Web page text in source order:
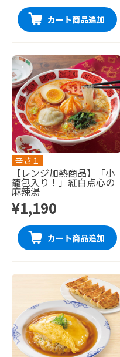
カート商品追加
辛さ１
【レンジ加熱商品】「小
籠包入り！」紅白点心の
麻辣湯
¥1,190
カート商品追加